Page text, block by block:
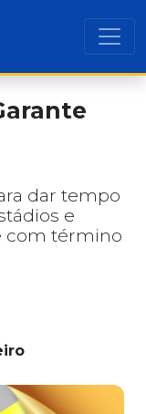
dar tempo
e
com término